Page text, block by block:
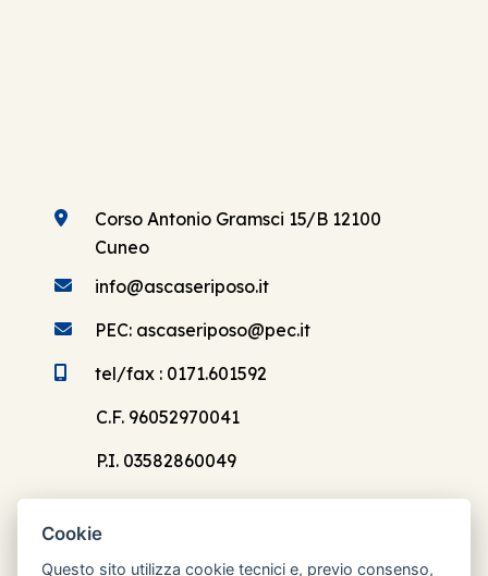
Corso Antonio Gramsci 15/B 12100
Cuneo
info@ascaseriposo.it
PEC: ascaseriposo@pec.it
tel/fax : 0171.601592
C.F. 96052970041
P.I. 03582860049
Cookie
Questo sito utilizza cookie tecnici e, previo consenso,